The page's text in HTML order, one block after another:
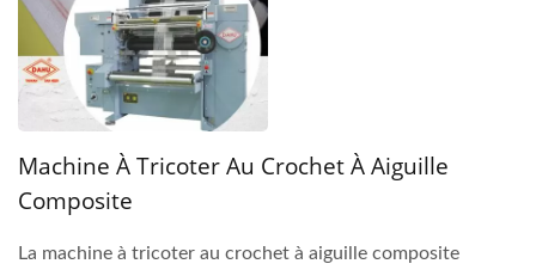
Machine À Tricoter Au Crochet À Aiguille
Composite
La machine à tricoter au crochet à aiguille composite